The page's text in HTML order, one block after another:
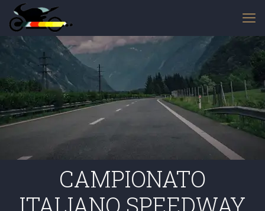
CAMPIONATO
ITALIANO SPEEDWAY